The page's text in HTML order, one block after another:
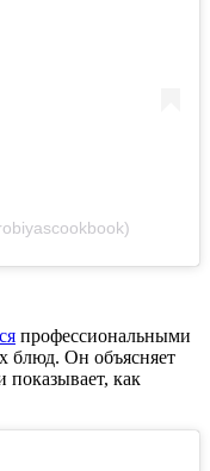
профессиональными
блюд. Он объясняет
как